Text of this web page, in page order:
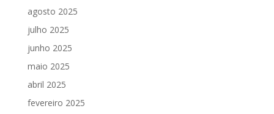
agosto 2025
julho 2025
junho 2025
maio 2025
abril 2025
fevereiro 2025